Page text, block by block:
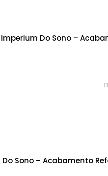
Do Sono –
Sono – Acabamento